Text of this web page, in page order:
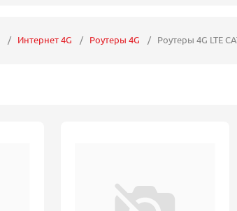
Интернет 4G Роутеры 4G Роутеры 4G LTE